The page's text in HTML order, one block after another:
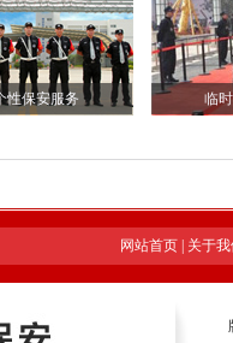
性保安服务 临
网站首页| 关于我